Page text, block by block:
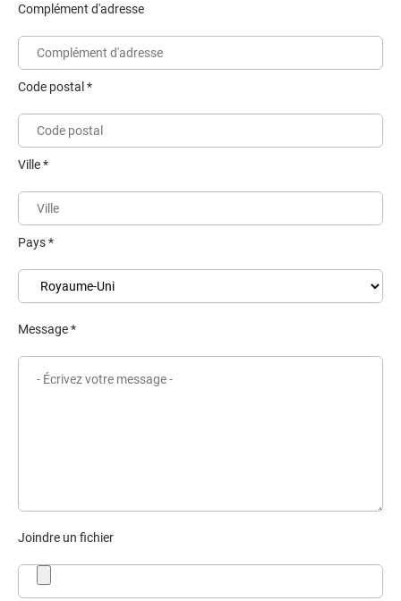
Complément d'adresse
Code postal *
Ville *
Pays *
Message *
Joindre un fichier